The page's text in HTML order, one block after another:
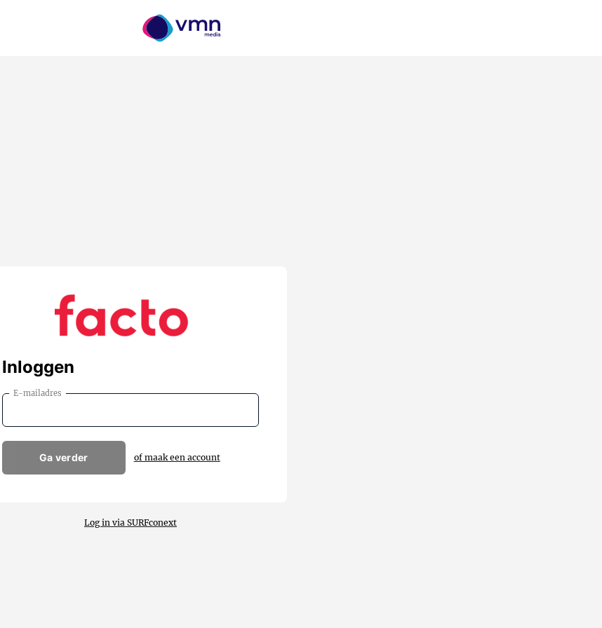
Inloggen
E-mailadres
Ga verder of maak een account
Log in via SURFconext